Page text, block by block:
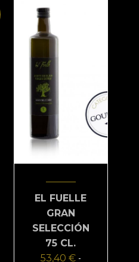
EL FUELLE
GRAN
SELECCIÓN
75 CL.
53,40 € -